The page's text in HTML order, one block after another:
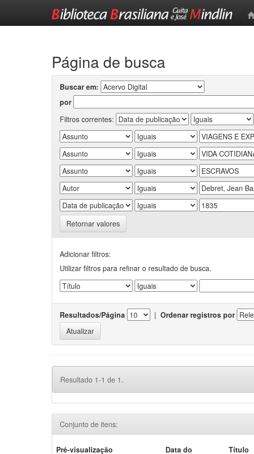
Página de busca
Buscar em:
por
Filtros correntes:
Retornar valores
Adicionar filtros:
Utilizar filtros para refinar o resultado de busca.
Resultados/Página | Ordenar registros por
Resultado 1-1 de 1.
Conjunto de itens:
Pré-visualização Data do Título